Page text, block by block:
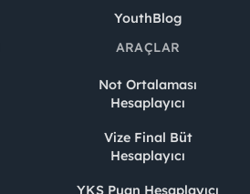
YouthBlog
ARAÇLAR
Not Ortalaması
Hesaplayıcı
Vize Final Büt
Hesaplayıcı
YKS Puan Hesaplayıcı